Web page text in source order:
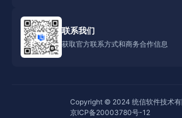
联系我们
获取官方联系方式和商务合作信息
Copyright © 2024 统信软件技术有
京ICP备20003780号-12